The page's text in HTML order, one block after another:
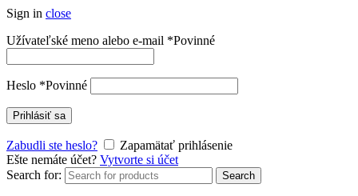
Sign in close
Užívateľské meno alebo e-mail *Povinné
Heslo *Povinné
Prihlásiť sa
Zabudli ste heslo?
Zapamätať prihlásenie
Ešte nemáte účet? Vytvorte si účet
Search for:
Search